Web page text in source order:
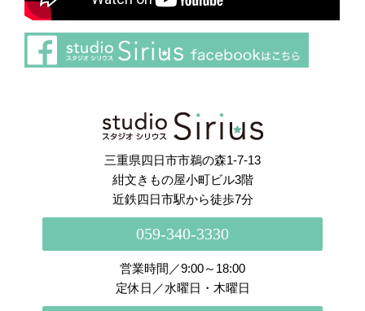
Instagram でフォロー
三重県四日市市鵜の森1-7-13
紺文きもの屋小町ビル3階
近鉄四日市駅から徒歩7分
059-340-3330
営業時間／9:00～18:00
定休日／水曜日・木曜日